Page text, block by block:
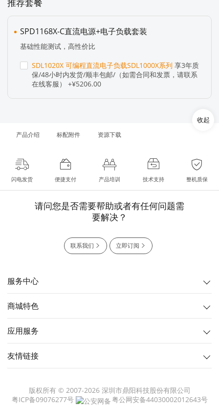
推荐套餐
SPD1168X-C直流电源+电子负载套装
基础性能测试，高性价比
SDL1020X 可编程直流电子负载SDL1000X系列 享3年质
保/48小时内发货/顺丰包邮/（如需合同和发票，请联系
在线客服） +¥5206.00
产品介绍 标配附件 资源下载
闪电发货 便捷支付 产品培训 技术支持 整机质保
请问您是否需要帮助或者有任何问题需
要解决？
联系我们 立即订阅
服务中心
商城特色
应用服务
友情链接
版权所有 © 2007-2026 深圳市鼎阳科技股份有限公司
粤ICP备09076277号
粤公网安备44030002012643号
收起